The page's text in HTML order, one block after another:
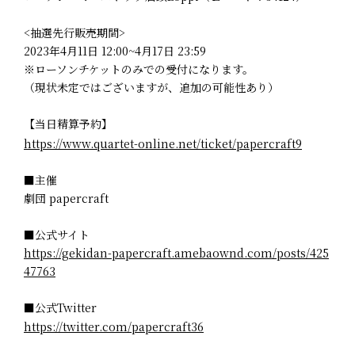
<抽選先行販売期間>
2023年4月11日 12:00~4月17日 23:59
※ローソンチケットのみでの受付になります。
（現状未定ではございますが、追加の可能性あり）
【当日精算予約】
https://www.quartet-online.net/ticket/papercraft9
■主催
劇団 papercraft
■公式サイト
https://gekidan-papercraft.amebaownd.com/posts/425
47763
■公式Twitter
https://twitter.com/papercraft36